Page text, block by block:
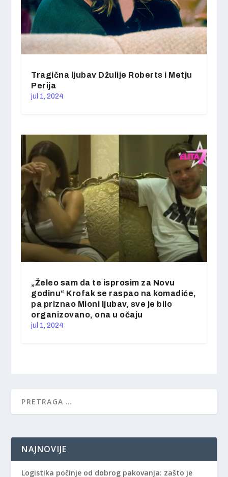
Tragična ljubav Džulije Roberts i Metju
Perija
jul 1, 2024
„Želeo sam da te isprosim za Novu
godinu“ Krofak se raspao na komadiće,
pa priznao Mioni ljubav, sve je bilo
organizovano, ona u očaju
jul 1, 2024
NAJNOVIJE
Logistika počinje od dobrog pakovanja: zašto je